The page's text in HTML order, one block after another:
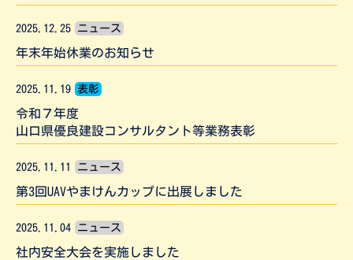
2025.12.25 ニュース
年末年始休業のお知らせ
2025.11.19 表彰
令和７年度
山口県優良建設コンサルタント等業務表彰
2025.11.11 ニュース
第3回UAVやまけんカップに出展しました
2025.11.04 ニュース
社内安全大会を実施しました